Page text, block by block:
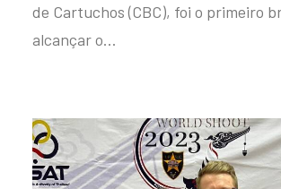
de Cartuchos (CBC), foi o primeiro
alcançar o…